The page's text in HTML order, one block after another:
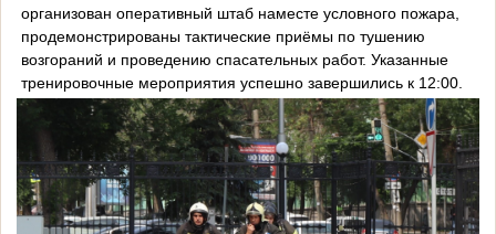
организован оперативный штаб наместе условного пожара,
продемонстрированы тактические приёмы по тушению
возгораний и проведению спасательных работ. Указанные
тренировочные мероприятия успешно завершились к 12:00.